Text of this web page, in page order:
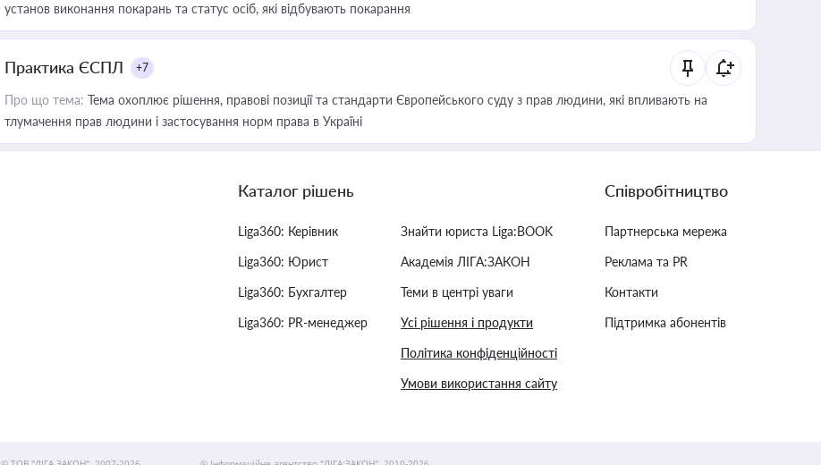
установ виконання покарань та статус осіб, які відбувають покарання
Практика ЄСПЛ +7
Про що тема: Тема охоплює рішення, правові позиції та стандарти Європейського суду з прав людини, які впливають на
тлумачення прав людини і застосування норм права в Україні
Каталог рішень
Liga360: Керівник
Liga360: Юрист
Liga360: Бухгалтер
Liga360: PR-менеджер
Знайти юриста Liga:BOOK
Академія ЛІГА:ЗАКОН
Теми в центрі уваги
Усі рішення і продукти
Політика конфіденційності
Умови використання сайту
Співробітництво
Партнерська мережа
Реклама та PR
Контакти
Підтримка абонентів